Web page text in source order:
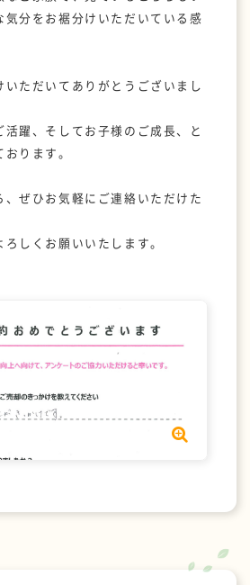
気分をお裾分けいただいている感
いただいてありがとうございまし
躍、そしてお子様のご成長、と
ります。
、ぜひお気軽にご連絡いただけた
しくお願いいたします。